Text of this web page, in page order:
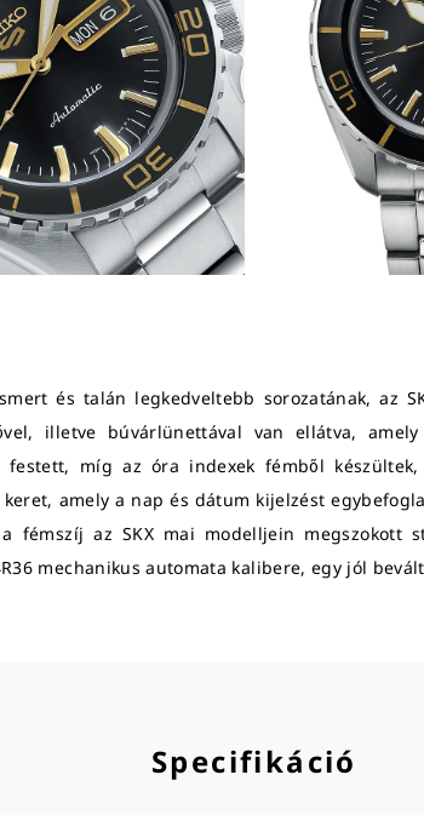
és talán legkedveltebb sorozatának, az
illetve búvárlünettával van ellátva,
festett, míg az óra indexek fémből
amely a nap és dátum kijelzést
az SKX mai modelljein megszokott
mechanikus automata kalibere, egy jól
Specifikáció